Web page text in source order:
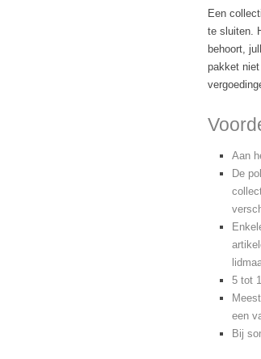
Een
te sluiten.
behoort,
pakket
Aan
De
5 tot
een
Bij